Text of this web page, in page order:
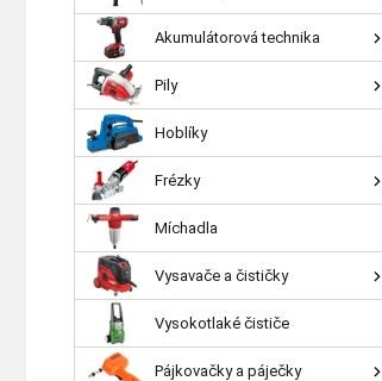
Akumulátorová technika
Pily
Hoblíky
Frézky
Míchadla
Vysavače a čističky
Vysokotlaké čističe
Pájkovačky a páječky